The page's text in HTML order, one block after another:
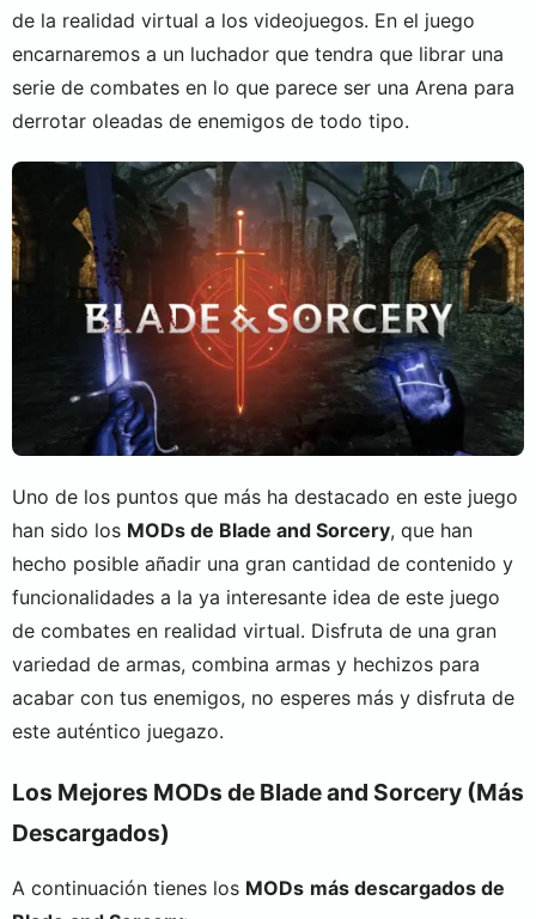
de la realidad virtual a los videojuegos. En el juego
encarnaremos a un luchador que tendra que librar una
serie de combates en lo que parece ser una Arena para
derrotar oleadas de enemigos de todo tipo.
Uno de los puntos que más ha destacado en este juego
han sido los MODs de Blade and Sorcery, que han
hecho posible añadir una gran cantidad de contenido y
funcionalidades a la ya interesante idea de este juego
de combates en realidad virtual. Disfruta de una gran
variedad de armas, combina armas y hechizos para
acabar con tus enemigos, no esperes más y disfruta de
este auténtico juegazo.
Los Mejores MODs de Blade and Sorcery (Más
Descargados)
A continuación tienes los MODs más descargados de